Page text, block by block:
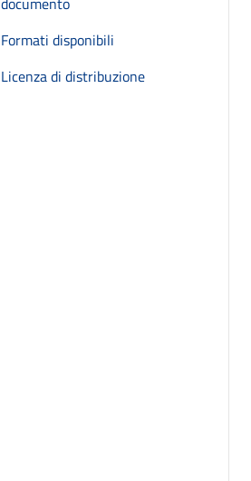
Formati disponibili
Licenza di distribuzione